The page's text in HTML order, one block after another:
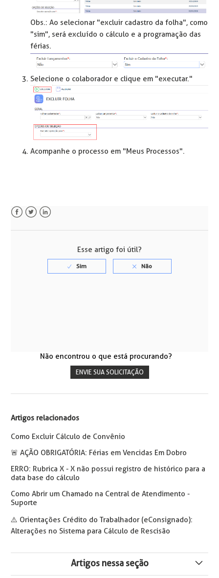
Obs.: Ao selecionar "excluir cadastro da folha", como
"sim", será excluído o cálculo e a programação das
férias.
Selecione o colaborador e clique em "executar."
Acompanhe o processo em "Meus Processos".
Esse artigo foi útil?
Não encontrou o que está procurando?
ENVIE SUA SOLICITAÇÃO
Artigos relacionados
Como Excluir Cálculo de Convênio
🚨️ AÇÃO OBRIGATÓRIA: Férias em Vencidas Em Dobro
ERRO: Rubrica X - X não possui registro de histórico para a
data base do cálculo
Como Abrir um Chamado na Central de Atendimento -
Suporte
⚠️ Orientações Crédito do Trabalhador (eConsignado):
Alterações no Sistema para Cálculo de Rescisão
Artigos nessa seção